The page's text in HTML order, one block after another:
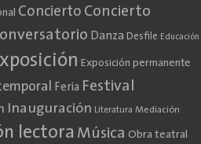
Concierto Concierto
Danza Desfile Educación
Exposición permanente
Feria Festival
Inauguración Literatura Mediación
lectora Música Obra teatral